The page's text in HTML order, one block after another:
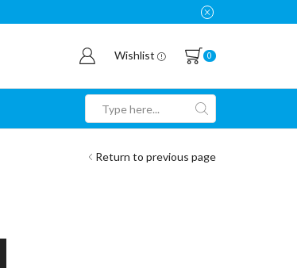
Wishlist 0
Search
input
Return to previous page